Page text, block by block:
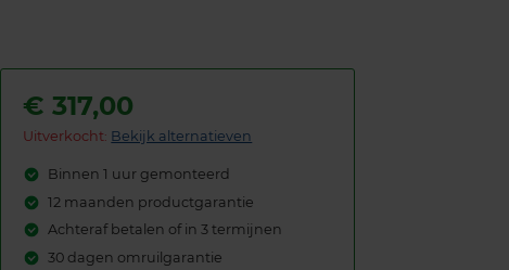
€317,00
Uitverkocht: Bekijk alternatieven
Binnen 1 uur gemonteerd
12 maanden productgarantie
Achteraf betalen of in 3 termijnen
30 dagen omruilgarantie